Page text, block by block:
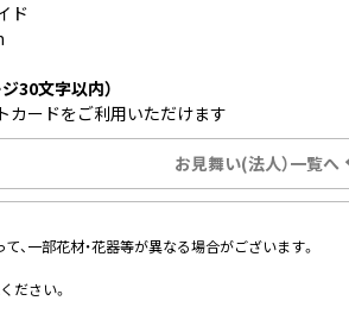
ド
30文字以内）
カードをご利用いただけます
お見舞い(法人）一覧へ
、一部花材・花器等が異なる場合がございます。
ださい。